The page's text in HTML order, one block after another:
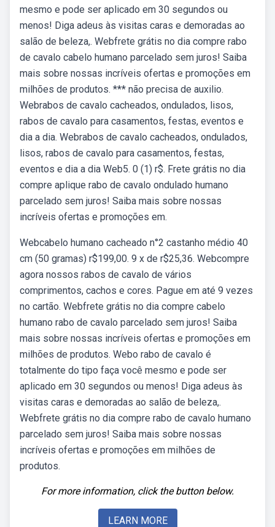
mesmo e pode ser aplicado em 30 segundos ou
menos! Diga adeus às visitas caras e demoradas ao
salão de beleza,. Webfrete grátis no dia compre rabo
de cavalo cabelo humano parcelado sem juros! Saiba
mais sobre nossas incríveis ofertas e promoções em
milhões de produtos. *** não precisa de auxilio.
Webrabos de cavalo cacheados, ondulados, lisos,
rabos de cavalo para casamentos, festas, eventos e
dia a dia. Webrabos de cavalo cacheados, ondulados,
lisos, rabos de cavalo para casamentos, festas,
eventos e dia a dia Web5. 0 (1) r$. Frete grátis no dia
compre aplique rabo de cavalo ondulado humano
parcelado sem juros! Saiba mais sobre nossas
incríveis ofertas e promoções em.
Webcabelo humano cacheado n°2 castanho médio 40
cm (50 gramas) r$199,00. 9 x de r$25,36. Webcompre
agora nossos rabos de cavalo de vários
comprimentos, cachos e cores. Pague em até 9 vezes
no cartão. Webfrete grátis no dia compre cabelo
humano rabo de cavalo parcelado sem juros! Saiba
mais sobre nossas incríveis ofertas e promoções em
milhões de produtos. Webo rabo de cavalo é
totalmente do tipo faça você mesmo e pode ser
aplicado em 30 segundos ou menos! Diga adeus às
visitas caras e demoradas ao salão de beleza,.
Webfrete grátis no dia compre rabo de cavalo humano
parcelado sem juros! Saiba mais sobre nossas
incríveis ofertas e promoções em milhões de
produtos.
For more information, click the button below.
LEARN MORE